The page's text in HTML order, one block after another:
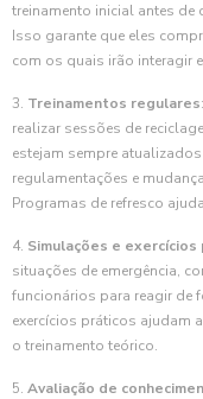
treinamento inicial antes
Isso garante que eles
com os quais irão interagir
3. Treinamentos regulares
realizar sessões de
estejam sempre
regulamentações e
Programas de refresco
4. Simulações e exercícios
situações de emergência,
funcionários para reagir de
exercícios práticos ajudam
o treinamento teórico.
5. Avaliação de